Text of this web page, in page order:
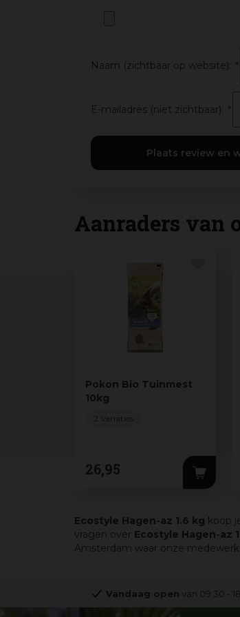
Naam (zichtbaar op website): *
E-mailadres (niet zichtbaar): *
Aanraders van
Pokon Bio Tuinmest
10kg
26,95
2 Variaties
Ecostyle Hagen-az 1.6 kg koop
vragen over Ecostyle Hagen-az
Amsterdam waar onze
Vandaag open van 09:30